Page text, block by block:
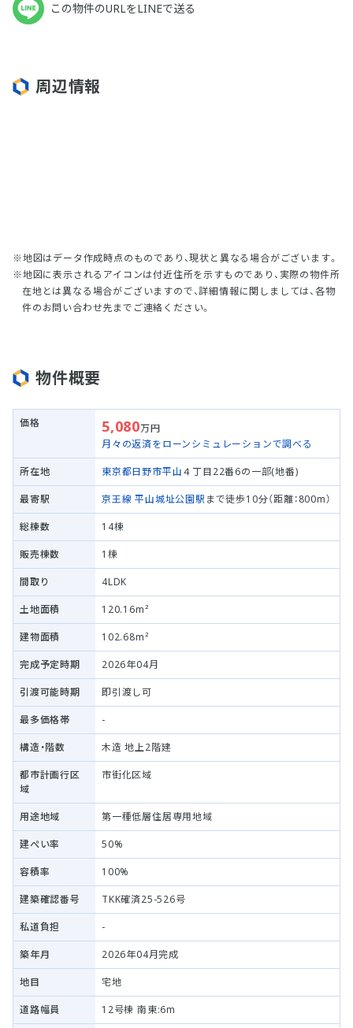
この物件のURLをLINEで送る
周辺情報
地図はデータ作成時点のものであり、現状と異なる場合がございます。
地図に表示されるアイコンは付近住所を示すものであり、実際の物件所
在地とは異なる場合がございますので、詳細情報に関しましては、各物
件のお問い合わせ先までご連絡ください。
物件概要
価格 5,080万円
月々の返済をローンシミュレーションで調べる
所在地 東京都日野市平山４丁目22番6の一部(地番)
最寄駅 京王線 平山城址公園駅 まで徒歩10分（距離：800m）
総棟数 14棟
販売棟数 1棟
間取り 4LDK
土地面積 120.16m²
建物面積 102.68m²
完成予定時期 2026年04月
引渡可能時期 即引渡し可
最多価格帯 -
構造・階数 木造 地上2階建
都市計画行区
域
市街化区域
用途地域 第一種低層住居専用地域
建ぺい率 50%
容積率 100%
建築確認番号 TKK確済25-526号
私道負担 -
築年月 2026年04月完成
地目 宅地
道路幅員 12号棟 南東:6m